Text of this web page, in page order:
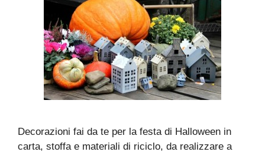
Decorazioni fai da te per la festa di Halloween in
carta, stoffa e materiali di riciclo, da realizzare a